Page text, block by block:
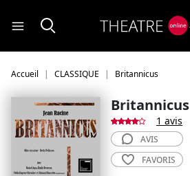
Accueil CLASSIQUE Britannicus
Britannicus
1 avis
AVIS
FAVORIS